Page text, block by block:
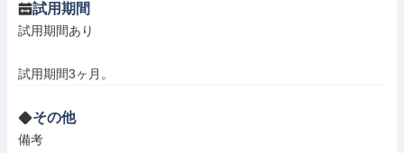
試用期間
試用期間あり
試用期間3ヶ月。
その他
備考